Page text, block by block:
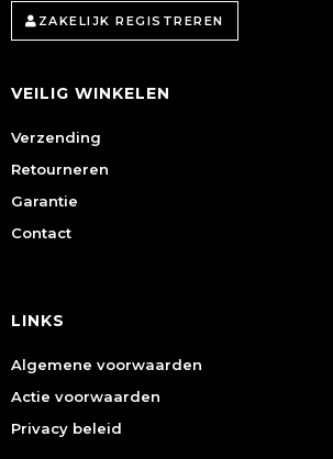
ZAKELIJK REGISTREREN
VEILIG WINKELEN
Verzending
Retourneren
Garantie
Contact
LINKS
Algemene voorwaarden
Actie voorwaarden
Privacy beleid